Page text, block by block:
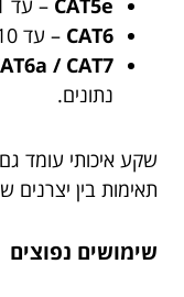
CAT5e – עד 1 גיגהביט לשנייה.
CAT6 – עד 10 גיגהביט לשנייה למרחקים קצרים.
/ CAT7
נתונים.
שקע איכותי עומד
תאימות בין יצרנים
שימושים נפוצים